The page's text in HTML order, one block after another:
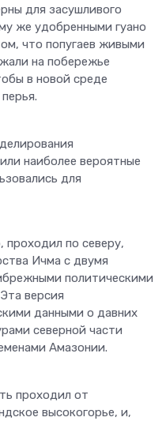
для засушливого
же удобренными гуано
что попугаев живыми
на побережье
в новой среде
наиболее вероятные
для
проходил по северу,
Ичма с двумя
политическими
версия
данными о давних
северной части
Амазонии.
проходил от
высокогорье, и,